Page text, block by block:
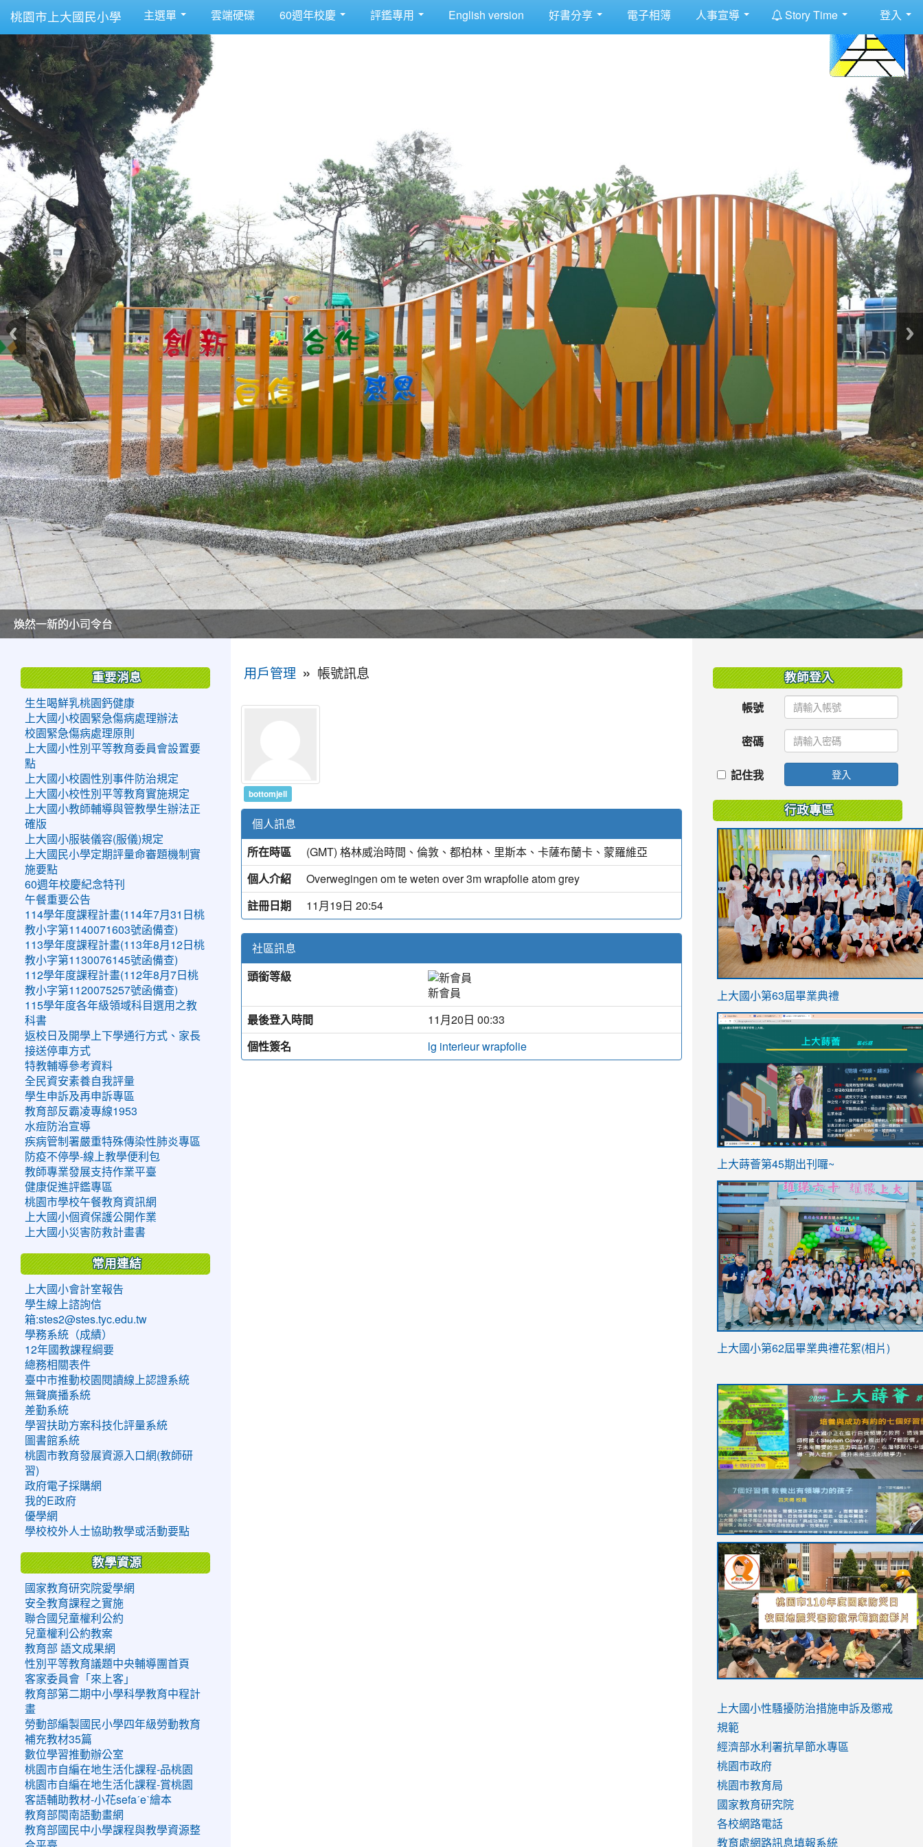
桃園市上大國民小學 主選單 雲端硬碟 60週年校慶 評鑑專用 English version 好書分享 電子相簿 人事宣導 Story Time 登入
美麗的操場是我們活力的來源
美麗的操場是我們活力的來源
煥然一新的小司令台
煥然一新的小司令台
富含桃園埤塘田園風光意象的中廊
富含桃園埤塘田園風光意象的中廊
嶄新的中庭廣場
嶄新的中庭廣場
水生池生生不息
水生池生生不息
用戶管理 » 帳號訊息
bottomjell
個人訊息
所在時區
(GMT) 格林威治時間、倫敦、都柏林、里斯本、卡薩布蘭卡、蒙羅維亞
個人介紹
Overwegingen om te weten over 3m wrapfolie atom grey
註冊日期
11月19日 20:54
社區訊息
頭銜等級
新會員
最後登入時間
11月20日 00:33
個性簽名
lg interieur wrapfolie
重要消息
生生喝鮮乳桃園鈣健康
上大國小校園緊急傷病處理辦法
校園緊急傷病處理原則
上大國小性別平等教育委員會設置要
點
上大國小校園性別事件防治規定
上大國小校性別平等教育實施規定
上大國小教師輔導與管教學生辦法正
確版
上大國小服裝儀容(服儀)規定
上大國民小學定期評量命審題機制實
施要點
60週年校慶紀念特刊
午餐重要公告
114學年度課程計畫(114年7月31日桃
教小字第1140071603號函備查)
113學年度課程計畫(113年8月12日桃
教小字第1130076145號函備查)
112學年度課程計畫(112年8月7日桃
教小字第1120075257號函備查)
115學年度各年級領域科目選用之教
科書
返校日及開學上下學通行方式、家長
接送停車方式
特教輔導參考資料
全民資安素養自我評量
學生申訴及再申訴專區
教育部反霸凌專線1953
水痘防治宣導
疾病管制署嚴重特殊傳染性肺炎專區
防疫不停學-線上教學便利包
教師專業發展支持作業平臺
健康促進評鑑專區
桃園市學校午餐教育資訊網
上大國小個資保護公開作業
上大國小災害防救計畫書
常用連結
上大國小會計室報告
學生線上諮詢信
箱:stes2@stes.tyc.edu.tw
學務系統（成績）
12年國教課程綱要
總務相關表件
臺中市推動校園閱讀線上認證系統
無聲廣播系統
差勤系統
學習扶助方案科技化評量系統
圖書館系統
桃園市教育發展資源入口網(教師研
習)
政府電子採購網
我的E政府
優學網
學校校外人士協助教學或活動要點
教學資源
國家教育研究院愛學網
安全教育課程之實施
聯合國兒童權利公約
兒童權利公約教案
教育部 語文成果網
性別平等教育議題中央輔導團首頁
客家委員會「來上客」
教育部第二期中小學科學教育中程計
畫
勞動部編製國民小學四年級勞動教育
補充教材35篇
數位學習推動辦公室
桃園市自編在地生活化課程-品桃園
桃園市自編在地生活化課程-賞桃園
客語輔助教材-小花sefaˊeˋ繪本
教育部閩南語動畫網
教育部國民中小學課程與教學資源整
教師登入
帳號
密碼
記住我 登入
行政專區
link
https://sites.google.com/stes.tyc.edu.tw/
上大國小第63屆畢業典禮
link
ink
https://sites.google.com/stes.tyc.edu.tw/
link
https://sites.google.com/stes.tyc.edu.tw/
上大蒔薈第45期出刊囉~
link
YfDQppRvyMk686kIw6SBbssEIZ6WnT/
usp=sharing
上大國小第62屆畢業典禮花絮(相片)
to
https://drive.google.com/file/d/1I-
YfDQppRvyMk686kIw6SBbssEIZ6WnT/
usp=sharing
to
https://sites.google.com/stes.tyc.edu.tw/
link
to
https://sites.google.com/stes.tyc.edu.tw/
link
to
https://drive.google.com/file/d/
usp=sharing
link
to
https://youtu.be/jJOMVWY3-
8M
link
to
https://drive.google.com/file/d/
usp=sharing
to
https://www.youtube.com/watch?
v=hC_gdZndU9s
to
https://www.youtube.com/watch?
v=hC_gdZndU9s
link
to
https://www.youtube.com/watch?
v=mfpNykQ0g4M
上大國小性騷擾防治措施申訴及懲戒
規範
經濟部水利署抗旱節水專區
桃園市政府
桃園市教育局
國家教育研究院
各校網路電話
教育處網路訊息填報系統